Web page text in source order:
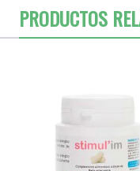
PRODUCTOS